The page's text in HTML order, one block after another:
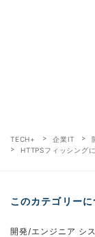
TECH+ 企業IT
HTTPSフィッシング
このカテゴリーに
開発/エンジニア シ